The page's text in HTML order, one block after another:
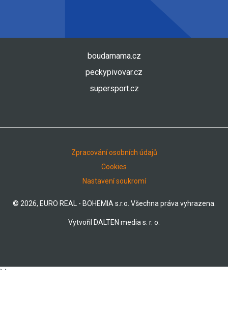
boudamama.cz
peckypivovar.cz
supersport.cz
Zpracování osobních údajů
Cookies
Nastavení soukromí
© 2026, EURO REAL - BOHEMIA s.r.o. Všechna práva vyhrazena.
Vytvořil DALTEN media s. r. o.
` `